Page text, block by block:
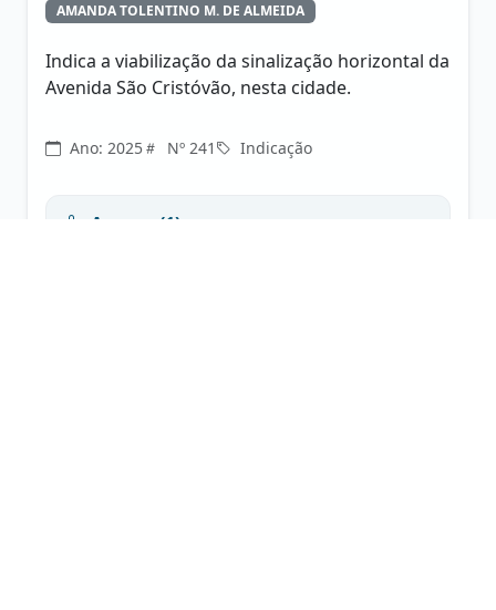
AMANDA TOLENTINO M. DE ALMEIDA
Indica a viabilização da sinalização horizontal da
Avenida São Cristóvão, nesta cidade.
Ano: 2025 Nº 241 Indicação
Anexos (1):